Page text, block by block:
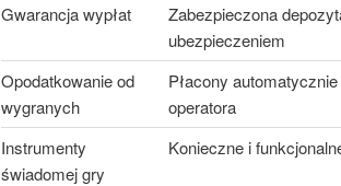
Gwarancja wypłat
Zabezpieczona
ubezpieczeniem
Opodatkowanie od
wygranych
Płacony
operatora
Instrumenty
świadomej gry
Konieczne i